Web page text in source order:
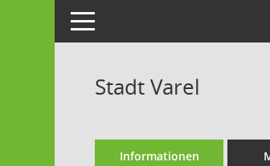
Toggle navigation
Stadt Varel
Informationen